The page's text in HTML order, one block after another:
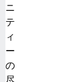
ニ
テ
ィ
ー
の